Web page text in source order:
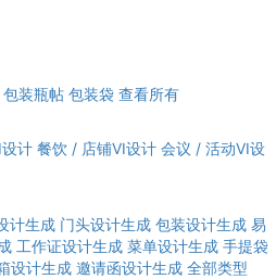
包装瓶帖 包装袋 查看所有
计 餐饮 / 店铺VI设计 会议 / 活动VI设
计生成 门头设计生成 包装设计生成 易
工作证设计生成 菜单设计生成 手提袋
设计生成 邀请函设计生成 全部类型